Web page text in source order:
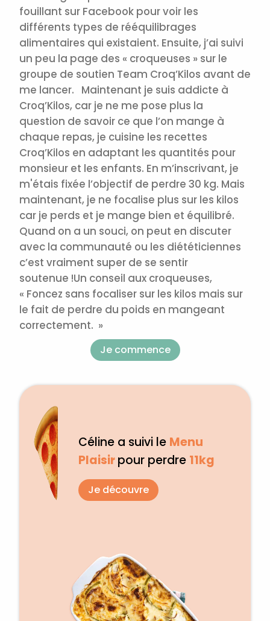
fouillant sur Facebook pour voir les
différents types de rééquilibrages
alimentaires qui existaient. Ensuite, j’ai suivi
un peu la page des « croqueuses » sur le
groupe de soutien Team Croq’Kilos avant de
me lancer. Maintenant je suis addicte à
Croq’Kilos, car je ne me pose plus la
question de savoir ce que l’on mange à
chaque repas, je cuisine les recettes
Croq’Kilos en adaptant les quantités pour
monsieur et les enfants. En m’inscrivant, je
m'étais fixée l’objectif de perdre 30 kg. Mais
maintenant, je ne focalise plus sur les kilos
car je perds et je mange bien et équilibré.
Quand on a un souci, on peut en discuter
avec la communauté ou les diététiciennes
c’est vraiment super de se sentir
soutenue !Un conseil aux croqueuses,
« Foncez sans focaliser sur les kilos mais sur
le fait de perdre du poids en mangeant
correctement. »
Je commence
Céline a suivi le Menu
Plaisirpour perdre 11kg
Je découvre